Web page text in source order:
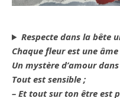
Respecte dans la bête
Chaque fleur est une
Un mystère d’amour
Tout est sensible ;
– Et tout sur ton être est